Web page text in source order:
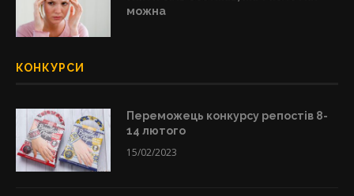
можна
КОНКУРСИ
Переможець конкурсу репостів 8-
14 лютого
15/02/2023